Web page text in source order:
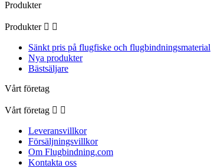
Produkter
Produkter  
Sänkt pris på flugfiske och flugbindningsmaterial
Nya produkter
Bästsäljare
Vårt företag
Vårt företag  
Leveransvillkor
Försäljningsvillkor
Om Flugbindning.com
Kontakta oss